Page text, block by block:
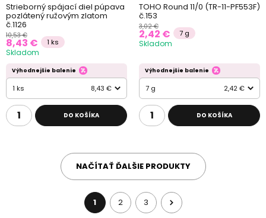
Strieborný spájací diel púpava
pozlátený ružovým zlatom
č.1126
10,53 €
8,43 € 1 ks
Skladom
Výhodnejšie balenie
1 ks 8,43 €
DO KOŠÍKA
TOHO Round 11/0 (TR-11-PF553F)
č.153
3,02 €
2,42 € 7 g
Skladom
Výhodnejšie balenie
7 g 2,42 €
DO KOŠÍKA
NAČÍTAŤ ĎALŠIE PRODUKTY
1 2 3